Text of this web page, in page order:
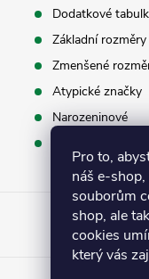
Pro to,
náš e-
souborům
shop, ale
cookies
který vás
v
i
Dodatkové
Základní rozměry
Zmenšené
Atypické značky
Narozeninové